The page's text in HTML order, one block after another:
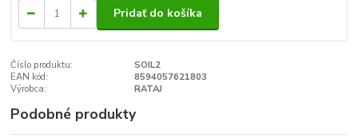
Pridať do košíka
Číslo produktu:
SOIL2
EAN kód:
8594057621803
Výrobca:
RATAJ
Podobné produkty